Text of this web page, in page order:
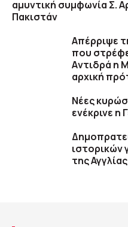
αμυντική συμφωνία Σ.
Πακιστάν
Απέρριψε
που
Aντιδρά η
αρχική
Νέες
ενέκρινε η
ιστορικών
της